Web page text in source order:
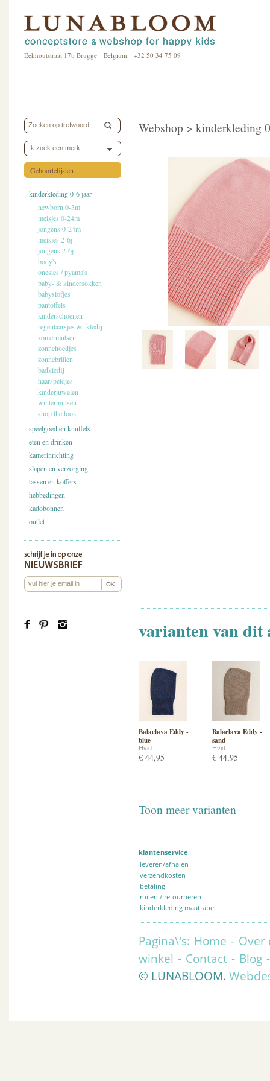
Eekhoutstraat 17b Brugge Belgium +32 50 34 75 09
Ik zoek een merk
Geboortelijsten
kinderkleding 0-6 jaar
newborn 0-3m
meisjes 0-24m
jongens 0-24m
meisjes 2-6j
jongens 2-6j
body's
onesies / pyama's
baby- & kindersokken
babyslofjes
pantoffels
kinderschoenen
regenlaarsjes & -kledij
zomermutsen
zonnehoedjes
zonnebrillen
badkledij
haarspeldjes
kinderjuwelen
wintermutsen
shop the look
speelgoed en knuffels
eten en drinken
kamerinrichting
slapen en verzorging
tassen en koffers
hebbedingen
kadobonnen
outlet
Webshop > kinderkleding
varianten van
Balaclava Eddy -
blue
Hvid
€ 44,95
Balaclava Eddy -
sand
Hvid
€ 44,95
Toon meer varianten
klantenservice
leveren/afhalen
verzendkosten
betaling
ruilen / retourneren
kinderkleding maattabel
Pagina\'s: Home - Over
winkel - Contact - Blog
© LUNABLOOM.